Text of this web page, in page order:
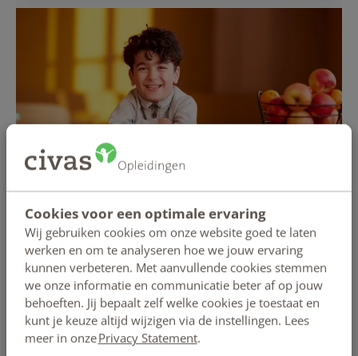
Cookies voor een optimale ervaring
Wij gebruiken cookies om onze website goed te laten
werken en om te analyseren hoe we jouw ervaring
kunnen verbeteren. Met aanvullende cookies stemmen
we onze informatie en communicatie beter af op jouw
behoeften. Jij bepaalt zelf welke cookies je toestaat en
kunt je keuze altijd wijzigen via de instellingen. Lees
meer in onzePrivacy Statement.
3 mnd.
€ 93 p/m
Cursus Orthomoleculaire voedingsleer specifiek gericht
op kinderen. Voor voedingsdeskundigen, therapeuten
én ouders.
BEKIJK OPLEIDING